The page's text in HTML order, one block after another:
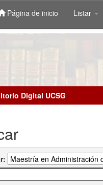
Página de inicio Listar
Digital UCSG